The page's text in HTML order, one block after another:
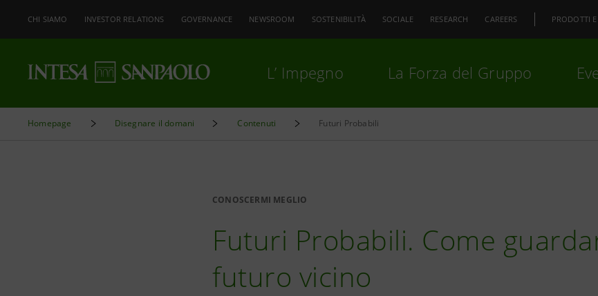
CHI SIAMO INVESTOR RELATIONS GOVERNANCE NEWSROOM SOSTENIBILITÀ SOCIALE RESEARCH CAREERS PRODOTTI
L’ Impegno La Forza del Gruppo
Homepage Disegnare il domani Contenuti Futuri Probabili
CONOSCERMI MEGLIO
Futuri Probabili. Come
futuro vicino